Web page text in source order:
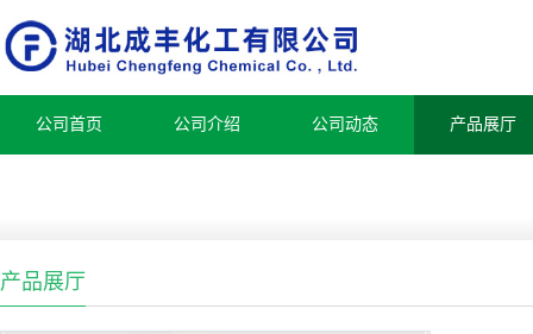
公司首页 公司介绍 公司动态 产品展厅
产品展厅